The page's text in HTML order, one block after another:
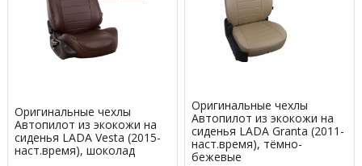
Оригинальные чехлы
Автопилот из экокожи на
сиденья LADA Vesta (2015-
наст.время), шоколад
Оригинальные чехлы
Автопилот из экокожи на
сиденья LADA Granta (2011-
наст.время), тёмно-
бежевые